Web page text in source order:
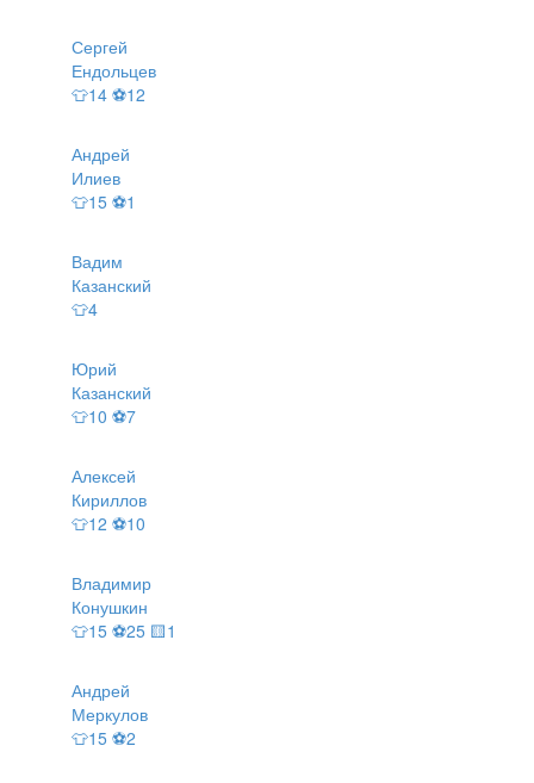
Сергей
Ендольцев
👕14 ⚽12
Андрей
Илиев
👕15 ⚽1
Вадим
Казанский
👕4
Юрий
Казанский
👕10 ⚽7
Алексей
Кириллов
👕12 ⚽10
Владимир
Конушкин
👕15 ⚽25 🟨1
Андрей
Меркулов
👕15 ⚽2